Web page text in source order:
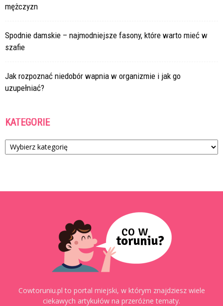
mężczyzn
Spodnie damskie – najmodniejsze fasony, które warto mieć w
szafie
Jak rozpoznać niedobór wapnia w organizmie i jak go
uzupełniać?
KATEGORIE
Kategorie
Cowtoruniu.pl to portal miejski, w którym znajdziesz wiele
ciekawych artykułów na przeróżne tematy.